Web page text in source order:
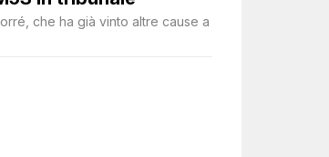
che ha già vinto altre cause a